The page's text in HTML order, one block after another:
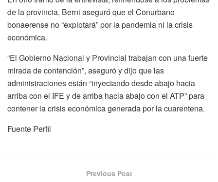
de la provincia, Berni aseguró que el Conurbano
bonaerense no “explotará” por la pandemia ni la crisis
económica.
“El Gobierno Nacional y Provincial trabajan con una fuerte
mirada de contención”, aseguró y dijo que las
administraciones están “inyectando desde abajo hacia
arriba con el IFE y de arriba hacia abajo con el ATP” para
contener la crisis económica generada por la cuarentena.
Fuente Perfil
Previous Post